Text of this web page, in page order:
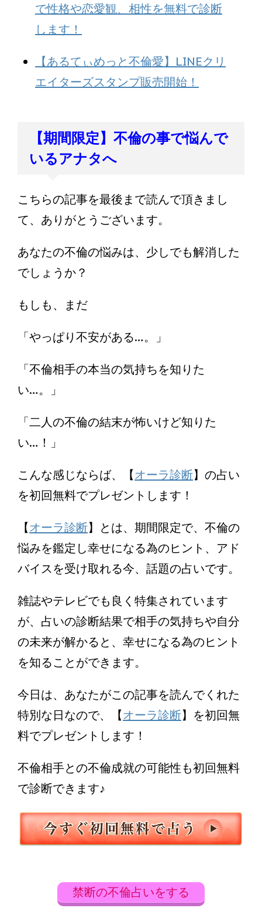
で性格や恋愛観、相性を無料で診断
します！
【あるてぃめっと不倫愛】LINEクリ
エイターズスタンプ販売開始！
【期間限定】不倫の事で悩んで
いるアナタへ
こちらの記事を最後まで読んで頂きまし
て、ありがとうございます。
あなたの不倫の悩みは、少しでも解消した
でしょうか？
もしも、まだ
「やっぱり不安がある…。」
「不倫相手の本当の気持ちを知りた
い…。」
「二人の不倫の結末が怖いけど知りた
い…！」
こんな感じならば、【オーラ診断】の占い
を初回無料でプレゼントします！
【オーラ診断】とは、期間限定で、不倫の
悩みを鑑定し幸せになる為のヒント、アド
バイスを受け取れる今、話題の占いです。
雑誌やテレビでも良く特集されています
が、占いの診断結果で相手の気持ちや自分
の未来が解かると、幸せになる為のヒント
を知ることができます。
今日は、あなたがこの記事を読んでくれた
特別な日なので、【オーラ診断】を初回無
料でプレゼントします！
不倫相手との不倫成就の可能性も初回無料
で診断できます♪
禁断の不倫占いをする